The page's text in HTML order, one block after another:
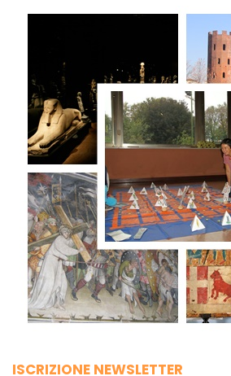
ISCRIZIONE NEWSLETTER